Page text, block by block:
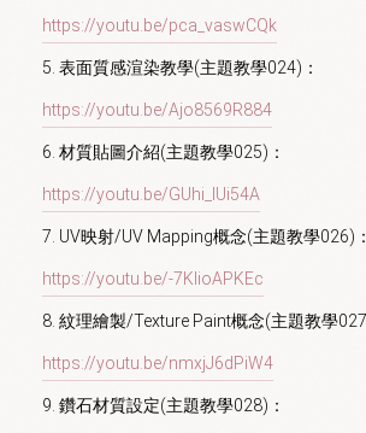
https://youtu.be/pca_vaswCQk
5. 表面質感渲染教學(主題教學024)：
https://youtu.be/Ajo8569R884
6. 材質貼圖介紹(主題教學025)：
https://youtu.be/GUhi_lUi54A
7. UV映射/UV Mapping概念(主題教學026)：
https://youtu.be/-7KIioAPKEc
8. 紋理繪製/Texture Paint概念(主題教學
https://youtu.be/nmxjJ6dPiW4
9. 鑽石材質設定(主題教學028)：